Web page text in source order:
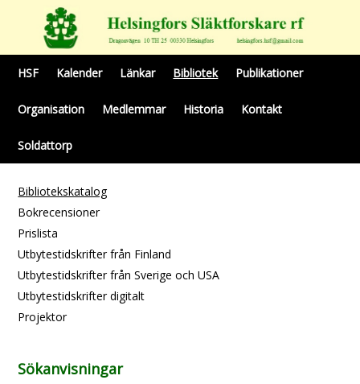
HSF Kalender Länkar Bibliotek Publikationer
Organisation Medlemmar Historia Kontakt
Soldattorp
Bibliotekskatalog
Bokrecensioner
Prislista
Utbytestidskrifter från Finland
Utbytestidskrifter från Sverige och USA
Utbytestidskrifter digitalt
Projektor
Sökanvisningar